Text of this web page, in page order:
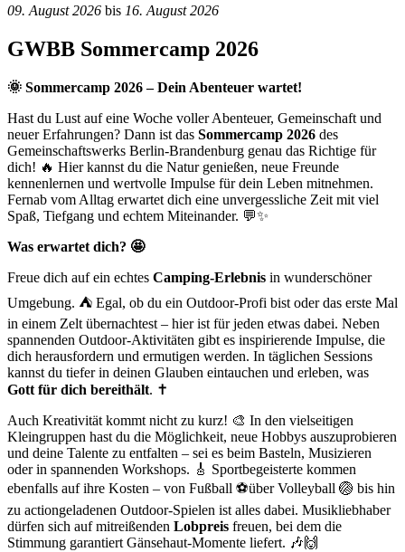
09. August2026 bis 16. August2026
GWBB Sommercamp 2026
🌞 Sommercamp 2026 – Dein Abenteuer wartet!
Hast du Lust auf eine Woche voller Abenteuer, Gemeinschaft und
neuer Erfahrungen? Dann ist das Sommercamp 2026 des
Gemeinschaftswerks Berlin-Brandenburg genau das Richtige für
dich! 🔥 Hier kannst du die Natur genießen, neue Freunde
kennenlernen und wertvolle Impulse für dein Leben mitnehmen.
Fernab vom Alltag erwartet dich eine unvergessliche Zeit mit viel
Spaß, Tiefgang und echtem Miteinander. 💬✨
Was erwartet dich? 🤩
Freue dich auf ein echtes Camping-Erlebnis in wunderschöner
Umgebung. ⛺ Egal, ob du ein Outdoor-Profi bist oder das erste Mal
in einem Zelt übernachtest – hier ist für jeden etwas dabei. Neben
spannenden Outdoor-Aktivitäten gibt es inspirierende Impulse, die
dich herausfordern und ermutigen werden. In täglichen Sessions
kannst du tiefer in deinen Glauben eintauchen und erleben, was
Gott für dich bereithält. ✝️
Auch Kreativität kommt nicht zu kurz! 🎨 In den vielseitigen
Kleingruppen hast du die Möglichkeit, neue Hobbys auszuprobieren
und deine Talente zu entfalten – sei es beim Basteln, Musizieren
oder in spannenden Workshops. 🎸 Sportbegeisterte kommen
ebenfalls auf ihre Kosten – von Fußball ⚽über Volleyball 🏐 bis hin
zu actiongeladenen Outdoor-Spielen ist alles dabei. Musikliebhaber
dürfen sich auf mitreißenden Lobpreis freuen, bei dem die
Stimmung garantiert Gänsehaut-Momente liefert. 🎶🙌